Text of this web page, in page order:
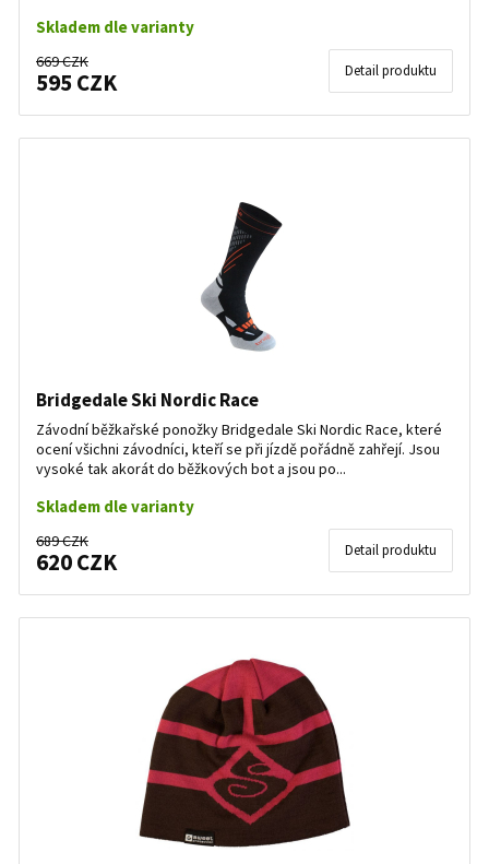
Skladem dle varianty
669 CZK
595 CZK Detail produktu
Bridgedale Ski Nordic Race
Závodní běžkařské ponožky Bridgedale Ski Nordic Race, které
ocení všichni závodníci, kteří se při jízdě pořádně zahřejí. Jsou
vysoké tak akorát do běžkových bot a jsou po...
Skladem dle varianty
689 CZK
620 CZK Detail produktu